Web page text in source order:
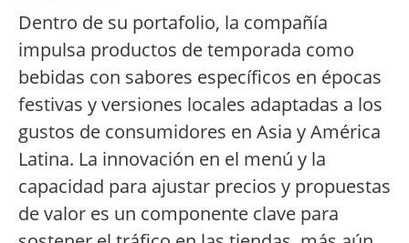
Dentro de su portafolio, la compañía
impulsa productos de temporada como
bebidas con sabores específicos en épocas
festivas y versiones locales adaptadas a los
gustos de consumidores en Asia y América
Latina. La innovación en el menú y la
capacidad para ajustar precios y propuestas
de valor es un componente clave para